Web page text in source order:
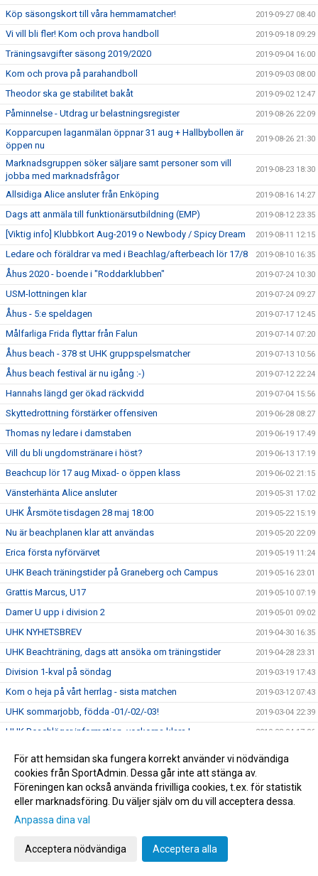
Köp säsongskort till våra hemmamatcher! 2019-09-27 08:40
Vi vill bli fler! Kom och prova handboll 2019-09-18 09:29
Träningsavgifter säsong 2019/2020 2019-09-04 16:00
Kom och prova på parahandboll 2019-09-03 08:00
Theodor ska ge stabilitet bakåt 2019-09-02 12:47
Påminnelse - Utdrag ur belastningsregister 2019-08-26 22:09
Kopparcupen laganmälan öppnar 31 aug + Hallbybollen är
öppen nu
2019-08-26 21:30
Marknadsgruppen söker säljare samt personer som vill
jobba med marknadsfrågor
2019-08-23 18:30
Allsidiga Alice ansluter från Enköping 2019-08-16 14:27
Dags att anmäla till funktionärsutbildning (EMP) 2019-08-12 23:35
[Viktig info] Klubbkort Aug-2019 o Newbody / Spicy Dream 2019-08-11 12:15
Ledare och föräldrar va med i Beachlag/afterbeach lör 17/8 2019-08-10 16:35
Åhus 2020 - boende i "Roddarklubben" 2019-07-24 10:30
USM-lottningen klar 2019-07-24 09:27
Åhus - 5:e speldagen 2019-07-17 12:45
Målfarliga Frida flyttar från Falun 2019-07-14 07:20
Åhus beach - 378 st UHK gruppspelsmatcher 2019-07-13 10:56
Åhus beach festival är nu igång :-) 2019-07-12 22:24
Hannahs längd ger ökad räckvidd 2019-07-04 15:56
Skyttedrottning förstärker offensiven 2019-06-28 08:27
Thomas ny ledare i damstaben 2019-06-19 17:49
Vill du bli ungdomstränare i höst? 2019-06-13 17:19
Beachcup lör 17 aug Mixad- o öppen klass 2019-06-02 21:15
Vänsterhänta Alice ansluter 2019-05-31 17:02
UHK Årsmöte tisdagen 28 maj 18:00 2019-05-22 15:19
Nu är beachplanen klar att användas 2019-05-20 22:09
Erica första nyförvärvet 2019-05-19 11:24
UHK Beach träningstider på Graneberg och Campus 2019-05-16 23:01
Grattis Marcus, U17 2019-05-10 07:19
Damer U upp i division 2 2019-05-01 09:02
UHK NYHETSBREV 2019-04-30 16:35
UHK Beachträning, dags att ansöka om träningstider 2019-04-28 23:31
Division 1-kval på söndag 2019-03-19 17:43
Kom o heja på vårt herrlag - sista matchen 2019-03-12 07:43
UHK sommarjobb, födda -01/-02/-03! 2019-03-04 22:39
UHK Beachläger information, veckorna klara ! 2019-03-04 17:06
Karro vann "Årets ungdomstränare 2019"
Arbetsgrupp för säkerställa nästa säsongs senior- och
juniorverksamhet har startat
2019-02-13 22:00
Kansliet öppet på tisdagar
Ny ordförande och styrelse för Uppsala HK
För att hemsidan ska fungera korrekt använder vi nödvändiga
cookies från SportAdmin. Dessa går inte att stänga av.
Föreningen kan också använda frivilliga cookies, t.ex. för statistik
eller marknadsföring. Du väljer själv om du vill acceptera dessa.
Anpassa dina val
Acceptera nödvändiga Acceptera alla